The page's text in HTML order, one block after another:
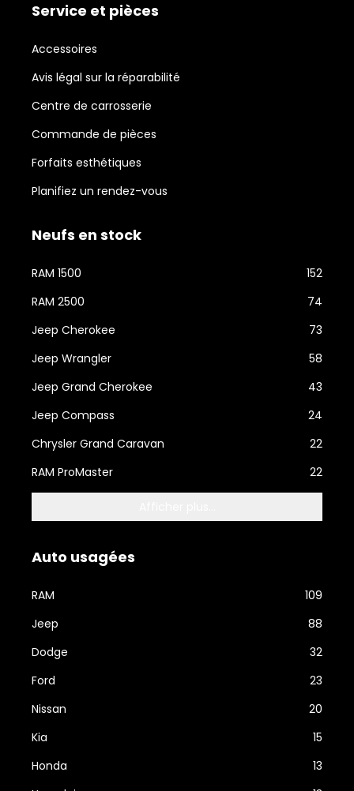
Service et pièces
Accessoires
Avis légal sur la réparabilité
Centre de carrosserie
Commande de pièces
Forfaits esthétiques
Planifiez un rendez-vous
Neufs en stock
RAM 1500
152
RAM 2500
74
Jeep Cherokee
73
Jeep Wrangler
58
Jeep Grand Cherokee
43
Jeep Compass
24
Chrysler Grand Caravan
22
RAM ProMaster
22
Auto usagées
RAM
109
Jeep
88
Dodge
32
Ford
23
Nissan
20
Kia
15
Honda
13